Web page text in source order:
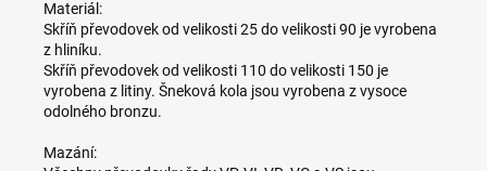
Materiál:
Skříň převodovek od velikosti 25 do velikosti 90 je vyrobena
z hliníku.
Skříň převodovek od velikosti 110 do velikosti 150 je
vyrobena z litiny. Šneková kola jsou vyrobena z vysoce
odolného bronzu.
Mazání: